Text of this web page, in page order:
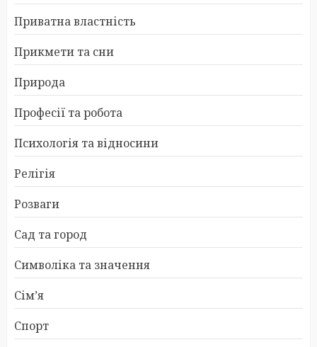
Приватна властність
Прикмети та сни
Природа
Професії та робота
Психологія та відносини
Релігія
Розваги
Сад та город
Символіка та значення
Сім’я
Спорт